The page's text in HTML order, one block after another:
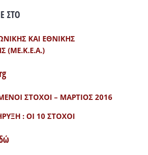
ΣΤΟ
ΚΑΙ ΕΘΝΙΚΗΣ
(ΜΕ.Κ.Ε.Α.)
ΣΤΟΧΟΙ – ΜΑΡΤΙΟΣ 2016
: ΟΙ 10 ΣΤΟΧΟΙ